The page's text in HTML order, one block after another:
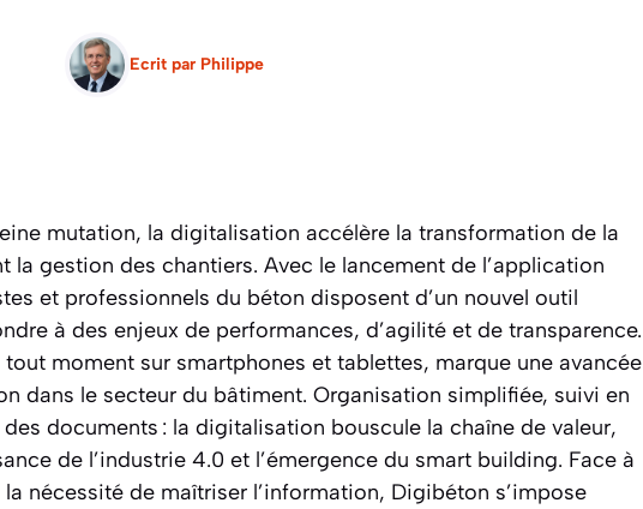
Ecrit par Philippe
mutation, la digitalisation accélère la transformation de la
gestion des chantiers. Avec le lancement de l’application
et professionnels du béton disposent d’un nouvel outil
à des enjeux de performances, d’agilité et de transparence.
moment sur smartphones et tablettes, marque une avancée
dans le secteur du bâtiment. Organisation simplifiée, suivi en
documents : la digitalisation bouscule la chaîne de valeur,
de l’industrie 4.0 et l’émergence du smart building. Face à
nécessité de maîtriser l’information, Digibéton s’impose